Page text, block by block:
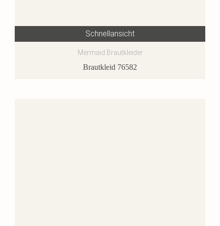
Schnellansicht
Mermaid Brautkleider
Brautkleid 76582